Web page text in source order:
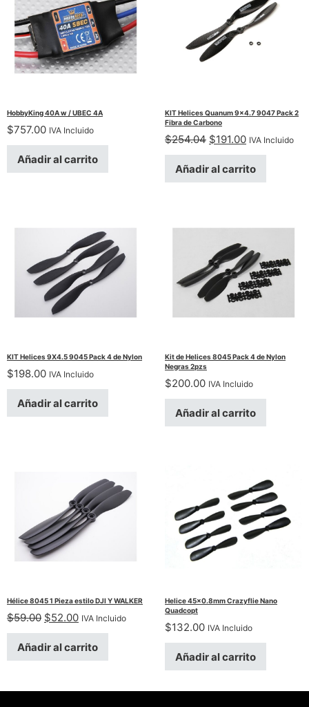
HobbyKing 40A w / UBEC 4A
$757.00 IVA Incluido
Añadir al carrito
KIT Helices Quanum 9×4.7 9047 Pack 2
Fibra de Carbono
$254.04 El precio original
$191.00El precio
IVA Incluido
Añadir al carrito
KIT Helices 9X4.5 9045 Pack 4 de Nylon
$198.00 IVA Incluido
Añadir al carrito
Kit de Helices 8045 Pack 4 de Nylon
Negras 2pzs
$200.00 IVA Incluido
Añadir al carrito
Hélice 8045 1 Pieza estilo DJI Y WALKER
$59.00 El precio original era: $59.00.
$52.00El precio actual es: $52.00.
IVA Incluido
Añadir al carrito
Helice 45×0.8mm Crazyflie Nano
Quadcopt
$132.00 IVA Incluido
Añadir al carrito